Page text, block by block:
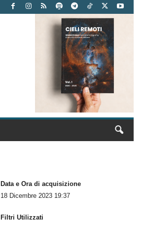
Data e Ora di acquisizione
18 Dicembre 2023 19:37
Filtri Utilizzati